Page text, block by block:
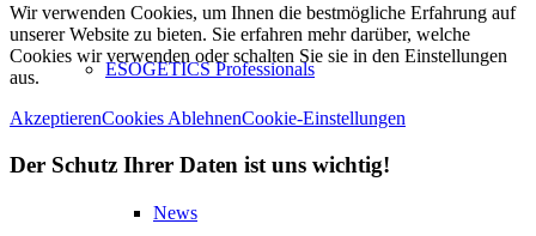
ESOGETICS Professionals
News
Wir verwenden Cookies, um Ihnen die bestmögliche Erfahrung auf
unserer Website zu bieten. Sie erfahren mehr darüber, welche
Cookies wir verwenden oder schalten Sie sie in den Einstellungen
aus.
AkzeptierenCookies AblehnenCookie-Einstellungen
Der Schutz Ihrer Daten ist uns wichtig!